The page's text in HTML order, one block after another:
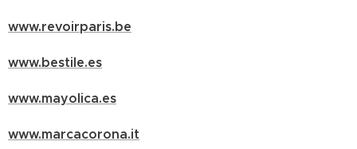
www.revoirparis.be
www.bestile.es
www.mayolica.es
www.marcacorona.it